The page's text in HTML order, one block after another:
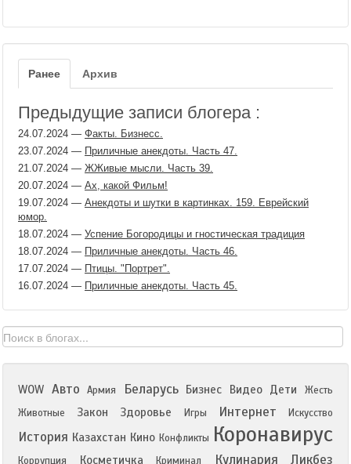
Ранее Архив
Предыдущие записи блогера :
24.07.2024 — Факты. Бизнесс.
23.07.2024 — Приличные анекдоты. Часть 47.
21.07.2024 — ЖЖивые мысли. Часть 39.
20.07.2024 — Ах, какой Фильм!
19.07.2024 — Анекдоты и шутки в картинках. 159. Еврейский
юмор.
18.07.2024 — Успение Богородицы и гностическая традиция
18.07.2024 — Приличные анекдоты. Часть 46.
17.07.2024 — Птицы. "Портрет".
16.07.2024 — Приличные анекдоты. Часть 45.
WOW Авто Армия Беларусь Бизнес Видео Дети
Жесть
Животные
Закон Здоровье Игры Интернет Искусство
История Казахстан Кино Конфликты Коронавирус
Коррупция Косметичка Криминал Кулинария Ликбез